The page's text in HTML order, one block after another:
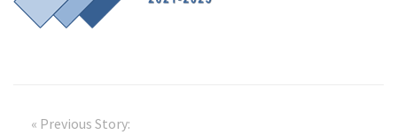
« Previous Story: